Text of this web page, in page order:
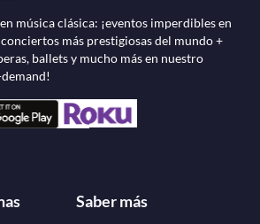
música clásica: ¡eventos imperdibles en
más prestigiosas del mundo +
ballets y mucho más en nuestro
Saber más